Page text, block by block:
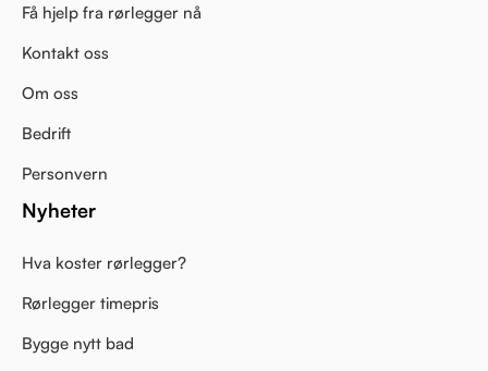
Få hjelp fra rørlegger nå
Kontakt oss
Om oss
Bedrift
Personvern
Nyheter
Hva koster rørlegger?
Rørlegger timepris
Bygge nytt bad